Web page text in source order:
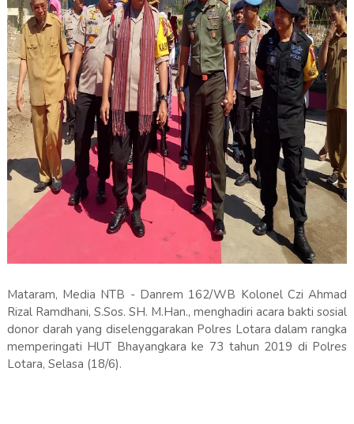
Mataram, Media NTB - Danrem 162/WB Kolonel Czi Ahmad
Rizal Ramdhani, S.Sos. SH. M.Han., menghadiri acara bakti sosial
donor darah yang diselenggarakan Polres Lotara dalam rangka
memperingati HUT Bhayangkara ke 73 tahun 2019 di Polres
Lotara, Selasa (18/6).